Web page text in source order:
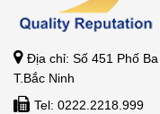
Địa chỉ: Số 451 Phố Ba
T.Bắc Ninh
Tel: 0222.2218.999